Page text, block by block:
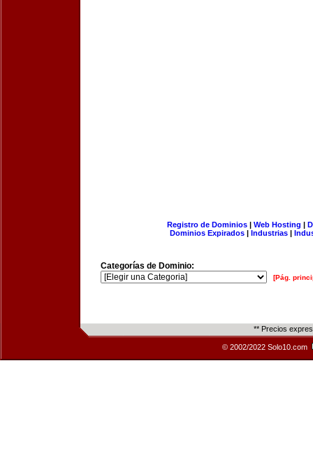
Registro de Dominios| Web Hosting |
Dominios Expirados | Industrias |
Categorías de Dominio:
[Pág.
** Precios
© 2002/2022 Solo10.com